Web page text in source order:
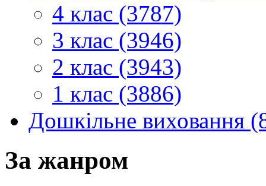
4 клас (3787)
3 клас (3946)
2 клас (3943)
1 клас (3886)
Дошкільне виховання
За жанром